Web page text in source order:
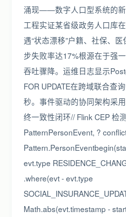
涌现——数字人口型系统的
工程实证某省级政务人口库
遇“状态漂移”户籍、社保、
步失败率达17%根源在于强
吞吐骤降。运维日志显示
FOR UPDATE在跨域联合查
秒。事件驱动的协同架构采
终一致性闭环// Flink CEP 检
PatternPersonEvent, ?
evt.type
.where(evt - evt.type
Math.abs(evt.timestamp -